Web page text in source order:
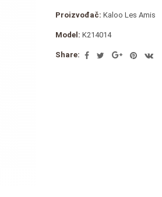
Proizvođač: Kaloo Les Amis
Model: K214014
Share: